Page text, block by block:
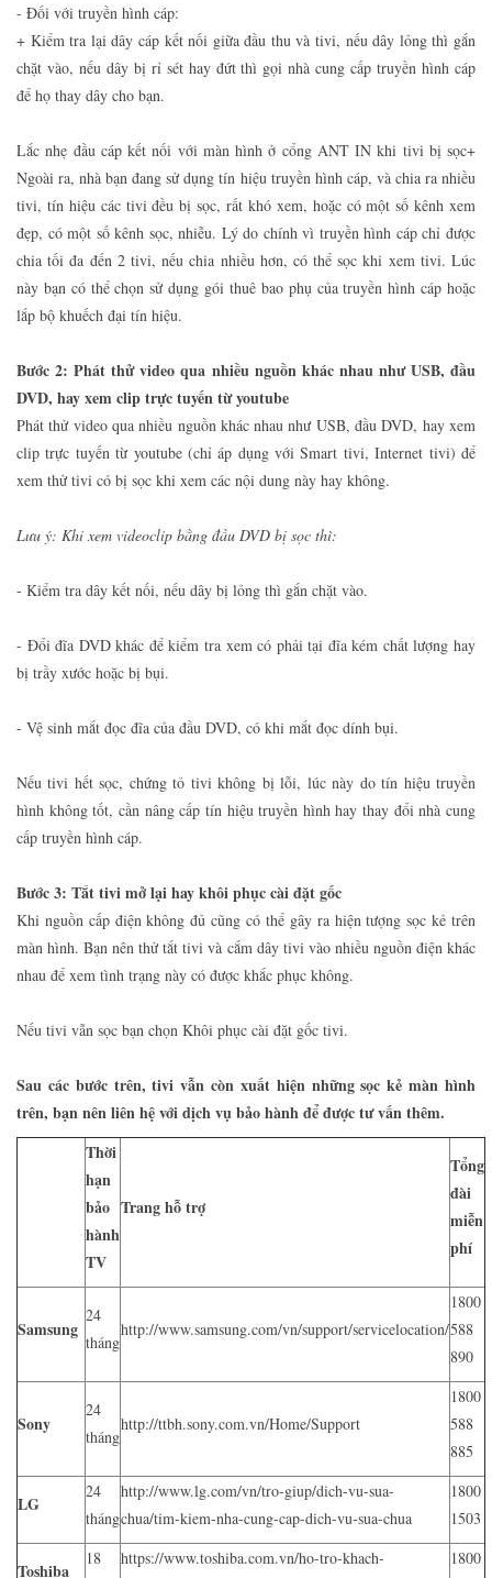
- Đối với truyền hình cáp:
+ Kiểm tra lại dây cáp kết nối giữa đầu thu và tivi, nếu dây lỏng thì gắn
chặt vào, nếu dây bị rỉ sét hay đứt thì gọi nhà cung cấp truyền hình cáp
để họ thay dây cho bạn.
Lắc nhẹ đầu cáp kết nối với màn hình ở cổng ANT IN khi tivi bị sọc+
Ngoài ra, nhà bạn đang sử dụng tín hiệu truyền hình cáp, và chia ra nhiều
tivi, tín hiệu các tivi đều bị sọc, rất khó xem, hoặc có một số kênh xem
đẹp, có một số kênh sọc, nhiễu. Lý do chính vì truyền hình cáp chỉ được
chia tối đa đến 2 tivi, nếu chia nhiều hơn, có thể sọc khi xem tivi. Lúc
này bạn có thể chọn sử dụng gói thuê bao phụ của truyền hình cáp hoặc
lắp bộ khuếch đại tín hiệu.
Bước 2: Phát thử video qua nhiều nguồn khác nhau như USB, đầu
DVD, hay xem clip trực tuyến từ youtube
Phát thử video qua nhiều nguồn khác nhau như USB, đầu DVD, hay xem
clip trực tuyến từ youtube (chỉ áp dụng với Smart tivi, Internet tivi) để
xem thử tivi có bị sọc khi xem các nội dung này hay không.
Lưu ý: Khi xem videoclip bằng đầu DVD bị sọc thì:
- Kiểm tra dây kết nối, nếu dây bị lỏng thì gắn chặt vào.
- Đổi đĩa DVD khác để kiểm tra xem có phải tại đĩa kém chất lượng hay
bị trầy xước hoặc bị bụi.
- Vệ sinh mắt đọc đĩa của đầu DVD, có khi mắt đọc dính bụi.
Nếu tivi hết sọc, chứng tỏ tivi không bị lỗi, lúc này do tín hiệu truyền
hình không tốt, cần nâng cấp tín hiệu truyền hình hay thay đổi nhà cung
cấp truyền hình cáp.
Bước 3: Tắt tivi mở lại hay khôi phục cài đặt gốc
Khi nguồn cấp điện không đủ cũng có thể gây ra hiện tượng sọc kẻ trên
màn hình. Bạn nên thử tắt tivi và cắm dây tivi vào nhiều nguồn điện khác
nhau để xem tình trạng này có được khắc phục không.
Nếu tivi vẫn sọc bạn chọn Khôi phục cài đặt gốc tivi.
Sau các bước trên, tivi vẫn còn xuất hiện những sọc kẻ màn hình
trên, bạn nên liên hệ với dịch vụ bảo hành để được tư vấn thêm.
Thời
hạn
bảo
hành
TV
Trang hỗ trợ
Tổng
đài
miễn
phí
Samsung
24
tháng
http://www.samsung.com/vn/support/servicelocation/
1800
588
890
Sony
24
tháng
http://ttbh.sony.com.vn/Home/Support
1800
588
885
LG
24
tháng
http://www.lg.com/vn/tro-giup/dich-vu-sua-
chua/tim-kiem-nha-cung-cap-dich-vu-sua-chua
1800
1503
Toshiba
18
https://www.toshiba.com.vn/ho-tro-khach-
1800